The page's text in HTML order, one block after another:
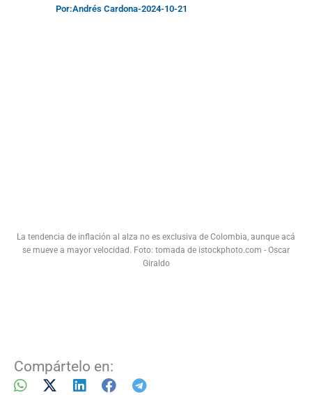
Por:Andrés Cardona-2024-10-21
La tendencia de inflación al alza no es exclusiva de Colombia, aunque acá
se mueve a mayor velocidad. Foto: tomada de istockphoto.com - Oscar
Giraldo
Compártelo en: